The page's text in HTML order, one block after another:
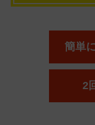
簡単
2